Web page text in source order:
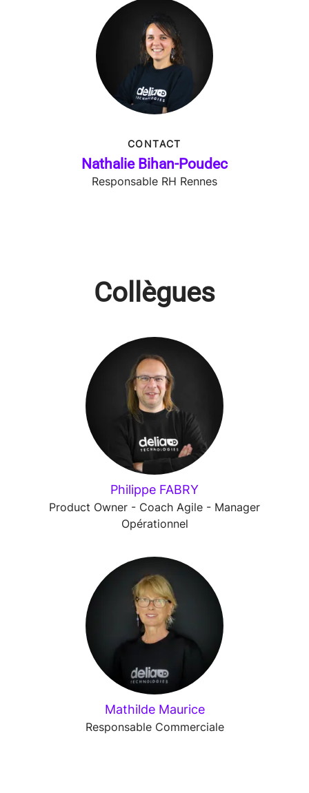
CONTACT
Nathalie Bihan-Poudec
Responsable RH Rennes
Collègues
Philippe FABRY
Product Owner - Coach Agile - Manager
Opérationnel
Mathilde Maurice
Responsable Commerciale